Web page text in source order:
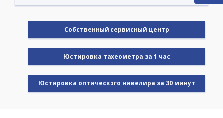
Cобственный сервисный центр
Юстировка тахеометра за 1 час
Юстировка оптического нивелира за 30 минут